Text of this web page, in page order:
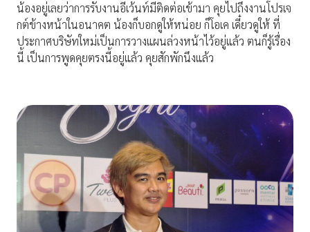
น้องอยู่เลยว่าการรับงานอีเว้นท์มีติดต่อเข้ามา คุยไปถึงงานโปรเจ
กต์ข้างหน้าในอนาคต น้องก็บอกดูให้หน่อย ก็โอเค เดี๋ยวดูให้ ที่
ประกาศบริษัทใหม่เป็นการวางแผนล่วงหน้าไว้อยู่แล้ว ตนก็รู้เรื่อง
นี้ เป็นการพูดคุยตรงนี้อยู่แล้ว คุยสักพักนึงแล้ว